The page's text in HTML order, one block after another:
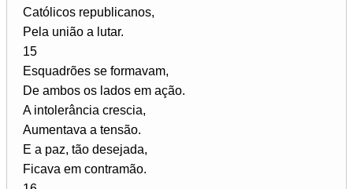
Católicos republicanos,
Pela união a lutar.
15
Esquadrões se formavam,
De ambos os lados em ação.
A intolerância crescia,
Aumentava a tensão.
E a paz, tão desejada,
Ficava em contramão.